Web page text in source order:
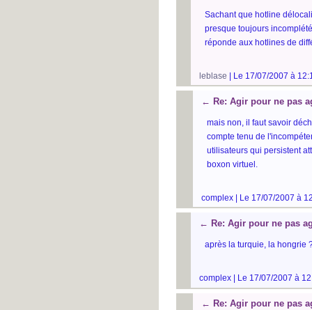
Sachant que hotline
presque toujours
réponde aux hotlines de
leblase | Le 17/07/2007 à
← Re: Agir pour ne pas
mais non, il faut savoir
compte tenu de
utilisateurs qui persistent
boxon virtuel.
complex | Le 17/07/2007 à
← Re: Agir pour ne pas
après la turquie, la hongrie
complex | Le 17/07/2007 à
← Re: Agir pour ne pas